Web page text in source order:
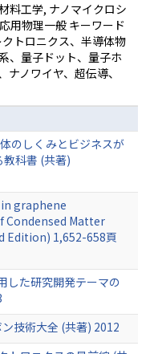
料工学, ナノマイクロシ
用物理一般 キーワード
トロニクス、半導体物
、量子ドット、量子ホ
ノワイヤ、超伝導、
のしくみとビジネスが
教科書 (共著)
graphene
Condensed Matter
Edition) 1,652-658頁
した研究開発テーマの
技術大全 (共著) 2012